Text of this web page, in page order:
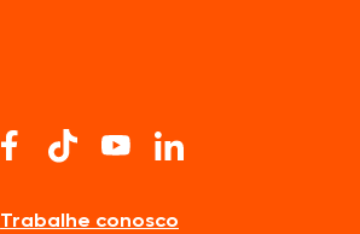
Trabalhe conosco